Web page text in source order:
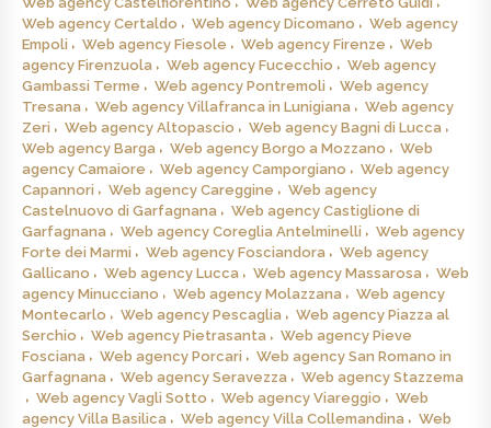
Web agency Certaldo
Web agency Dicomano
Web agency
Empoli
Web agency Fiesole Web agency Firenze
Web
agency Firenzuola
Web agency Fucecchio
Web agency
Gambassi Terme
Web agency Pontremoli
Web agency
Tresana
Web agency Villafranca in Lunigiana
Web agency
Zeri
Web agency Altopascio
Web agency Bagni di Lucca
Web agency Barga
Web agency Borgo a Mozzano
Web
agency Camaiore
Web agency Camporgiano
Web agency
Capannori
Web agency Careggine
Web agency
Castelnuovo di Garfagnana
Web agency Castiglione di
Garfagnana
Web agency Coreglia Antelminelli
Web agency
Forte dei Marmi
Web agency Fosciandora
Web agency
Gallicano
Web agency Lucca Web agency Massarosa
Web
agency Minucciano
Web agency Molazzana
Web agency
Montecarlo
Web agency Pescaglia
Web agency Piazza al
Serchio
Web agency Pietrasanta
Web agency Pieve
Fosciana
Web agency Porcari
Web agency San Romano in
Garfagnana
Web agency Seravezza
Web agency Stazzema
Web agency Vagli Sotto
Web agency Viareggio
Web
agency Villa Basilica
Web agency Villa Collemandina
Web